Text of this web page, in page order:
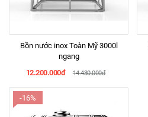
Bồn nước inox Toàn Mỹ 3000l
ngang
12.200.000đ
14.430.000đ
-16%